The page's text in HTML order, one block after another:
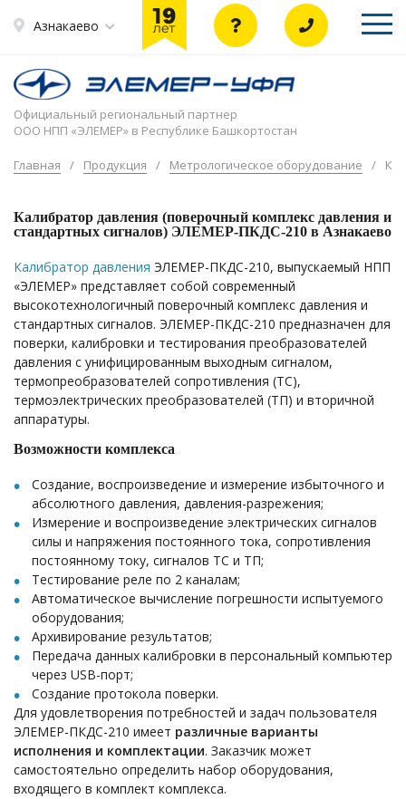
Азнакаево
Официальный региональный партнер
ООО НПП «ЭЛЕМЕР» в Республике Башкортостан
Главная / Продукция / Метрологическое оборудование /
Калибратор давления (поверочный комплекс давления и
стандартных сигналов) ЭЛЕМЕР-ПКДС-210 в Азнакаево
Калибратор давления ЭЛЕМЕР-ПКДС-210, выпускаемый НПП
«ЭЛЕМЕР» представляет собой современный
высокотехнологичный поверочный комплекс давления и
стандартных сигналов. ЭЛЕМЕР-ПКДС-210 предназначен для
поверки, калибровки и тестирования преобразователей
давления с унифицированным выходным сигналом,
термопреобразователей сопротивления (ТС),
термоэлектрических преобразователей (ТП) и вторичной
аппаратуры.
Возможности комплекса
Создание, воспроизведение и измерение избыточного и
абсолютного давления, давления-разрежения;
Измерение и воспроизведение электрических сигналов
силы и напряжения постоянного тока, сопротивления
постоянному току, сигналов ТС и ТП;
Тестирование реле по 2 каналам;
Автоматическое вычисление погрешности испытуемого
оборудования;
Архивирование результатов;
Передача данных калибровки в персональный компьютер
через USB-порт;
Создание протокола поверки.
Для удовлетворения потребностей и задач пользователя
ЭЛЕМЕР-ПКДС-210 имеет различные варианты
исполнения и комплектации. Заказчик может
самостоятельно определить набор оборудования,
входящего в комплект комплекса.